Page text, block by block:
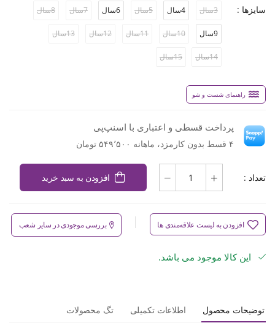
سایزها : 3سال 4سال 5سال 6سال 7سال 8سال
9سال 10سال 11سال 12سال 13سال
14سال 15سال
راهنمای شست و شو
پرداخت قسطی و اعتباری با اسنپ‌پی
۴ قسط بدون کارمزد، ماهانه ۵۴۹٬۵۰۰ تومان
تعداد : افزودن به سبد خرید
افزودن به لیست علاقه‌مندی ها بررسی موجودی در سایر شعب
این کالا موجود می باشد.
توضیحات محصول اطلاعات تکمیلی تگ محصولات